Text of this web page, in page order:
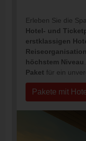
Erleben Sie die
Hotel- und
erstklassigen
Reiseorganisation
höchstem Niveau
Paket für ein
Pakete mit